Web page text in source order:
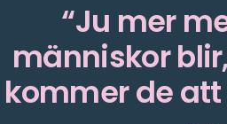
Ju mer
människor
kommer de